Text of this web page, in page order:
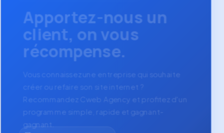
Apportez-nous un
client, on vous
récompense.
Vous connaissez une entreprise qui souhaite
créer ou refaire son site internet ?
Recommandez Cweb Agency et profitez d'un
programme simple, rapide et gagnant-
gagnant.